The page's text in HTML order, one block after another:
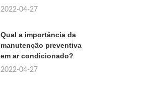
2022-04-27
Qual a importância da
manutenção preventiva
em ar condicionado?
2022-04-27